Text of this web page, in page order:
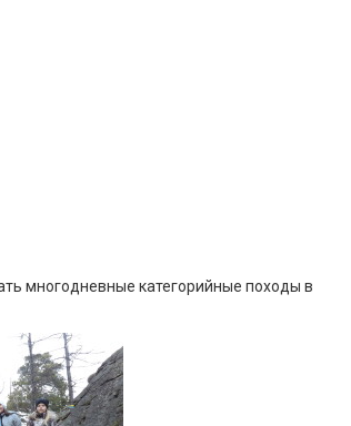
многодневные категорийные походы в